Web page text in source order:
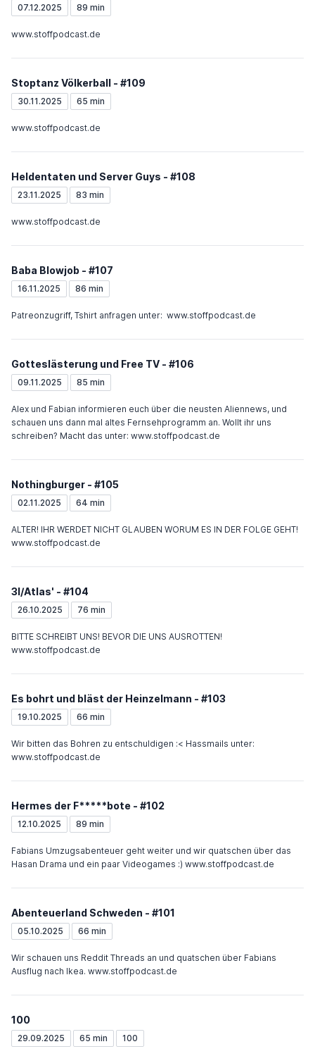
07.12.2025 89 min
www.stoffpodcast.de
Stoptanz Völkerball - #109
30.11.2025 65 min
www.stoffpodcast.de
Heldentaten und Server Guys - #108
23.11.2025 83 min
www.stoffpodcast.de
Baba Blowjob - #107
16.11.2025 86 min
Patreonzugriff, Tshirt anfragen unter: www.stoffpodcast.de
Gotteslästerung und Free TV - #106
09.11.2025 85 min
Alex und Fabian informieren euch über die neusten Aliennews, und
schauen uns dann mal altes Fernsehprogramm an. Wollt ihr uns
schreiben? Macht das unter: www.stoffpodcast.de
Nothingburger - #105
02.11.2025 64 min
ALTER! IHR WERDET NICHT GLAUBEN WORUM ES IN DER FOLGE GEHT!
www.stoffpodcast.de
3I/Atlas' - #104
26.10.2025 76 min
BITTE SCHREIBT UNS! BEVOR DIE UNS AUSROTTEN!
www.stoffpodcast.de
Es bohrt und bläst der Heinzelmann - #103
19.10.2025 66 min
Wir bitten das Bohren zu entschuldigen :< Hassmails unter:
www.stoffpodcast.de
Hermes der F*****bote - #102
12.10.2025 89 min
Fabians Umzugsabenteuer geht weiter und wir quatschen über das
Hasan Drama und ein paar Videogames :) www.stoffpodcast.de
Abenteuerland Schweden - #101
05.10.2025 66 min
Wir schauen uns Reddit Threads an und quatschen über Fabians
Ausflug nach Ikea. www.stoffpodcast.de
100
29.09.2025 65 min 100